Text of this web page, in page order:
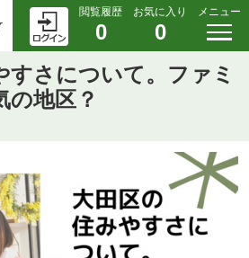
閲覧履歴
0
お気に入り
0
メニュー
すさについて。ファミ
の地区？